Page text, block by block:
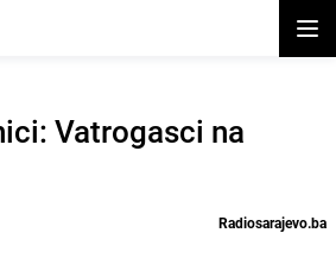
Vatrogasci na
Radiosarajevo.ba